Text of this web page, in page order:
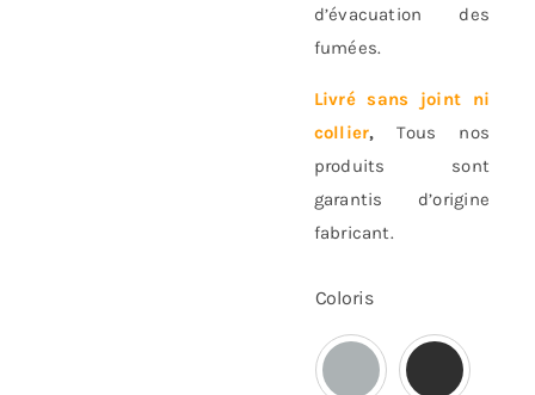
d’évacuation des
fumées.
Livré sans joint ni
collier,Tous nos
produits sont
garantis d’origine
fabricant.
Coloris